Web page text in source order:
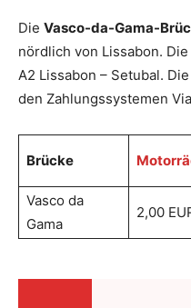
Die Vasco-da-Gama-
nördlich von Lissabon.
A2 Lissabon – Setubal.
den Zahlungssystemen
Brücke
Vasco da
Gama
2,00